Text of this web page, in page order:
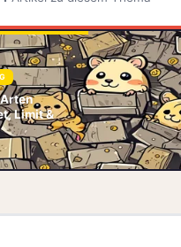
Limit &
Market Order,
Stop Loss
Lerne die
Börsenorder-
erstes Trading –
📉 Börse
💹
🚀 Einsteiger
📝